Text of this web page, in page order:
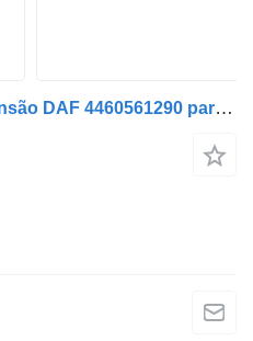
Controlo remoto da suspensão DAF 4460561290 para camião tractor DAF